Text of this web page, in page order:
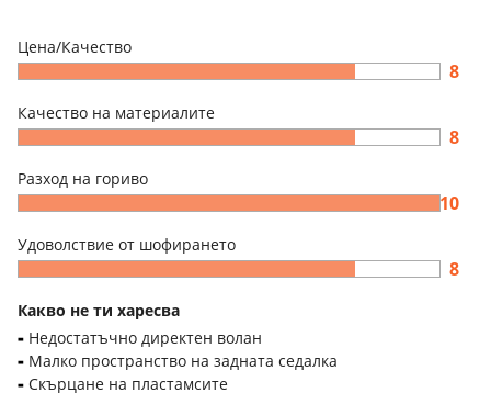
Цена/Качество
8
Качество на материалите
8
Разход на гориво
10
Удоволствие от шофирането
8
Какво не ти харесва
Недостатъчно директен волан
Малко пространство на задната седалка
Скърцане на пластамсите